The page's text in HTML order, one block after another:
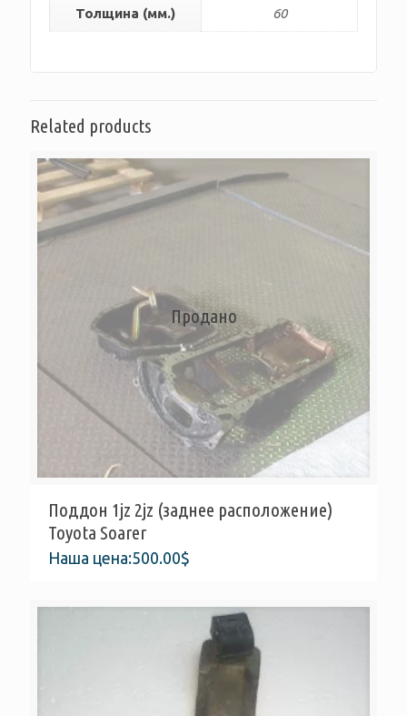
Толщина (мм.) 60
Related products
Продано
Поддон 1jz 2jz (заднее расположение)
Toyota Soarer
Наша цена:500.00$